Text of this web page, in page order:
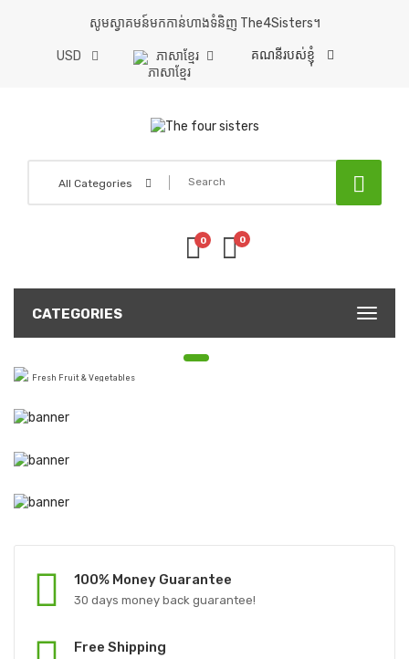
សូមស្វាគមន៍មកកាន់ហាងទំនិញ The4Sisters។
USD ភាសាខ្មែរ គណនីរបស់ខ្ញុំ
All Categories
0
0
CATEGORIES
GROCERY SHOPPING
GET UP TO
Fresh Fruit & Vegetables
100% Money Guarantee
30 days money back guarantee!
Free Shipping